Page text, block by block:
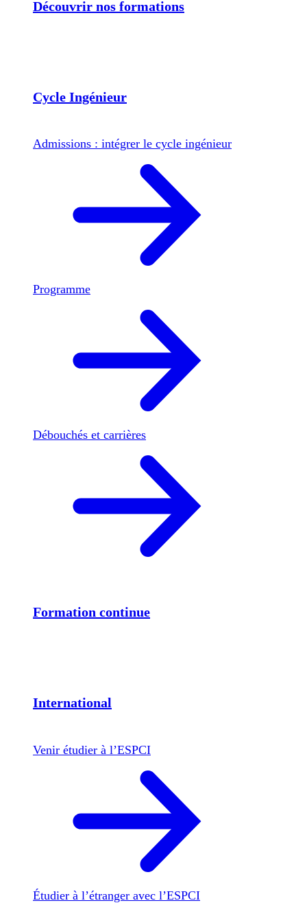
Découvrir nos formations
Cycle Ingénieur
Admissions : intégrer le cycle ingénieur
Programme
Débouchés et carrières
Formation continue
International
Venir étudier à l’ESPCI
Étudier à l’étranger avec l’ESPCI